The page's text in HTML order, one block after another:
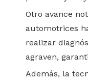
Otro avance
automotrices
realizar
agraven,
Además, la